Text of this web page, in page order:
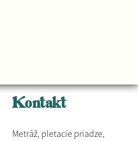
Kontakt
Metráž, pletacie priadze,